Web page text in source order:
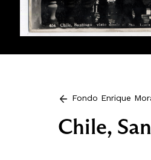
Fondo Enrique
Chile,